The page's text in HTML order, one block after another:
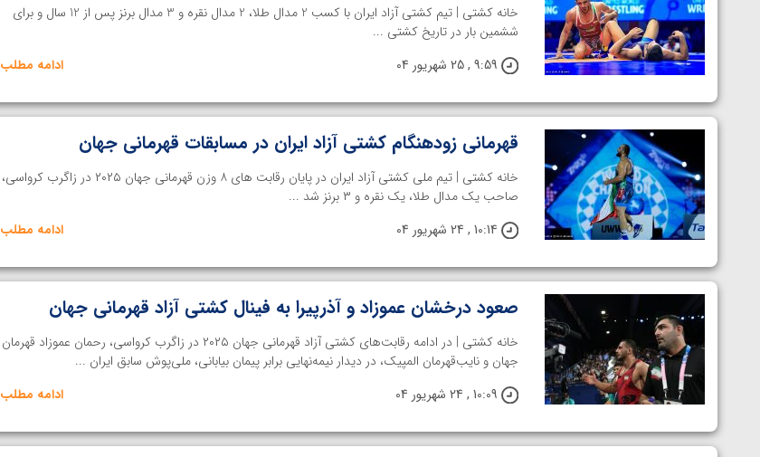
خانه کشتی | تیم کشتی آزاد ایران با کسب 2 مدال طلا، 2 مدال نقره و 3 مدال برنز پس از 12 سال و برای
ششمین بار در تاریخ کشتی ...
9:59 , 25 شهریور 04
ادامه مطلب
قهرمانی زودهنگام کشتی آزاد ایران در مسابقات قهرمانی جهان
خانه کشتی | تیم ملی کشتی آزاد ایران در پایان رقابت های ۸ وزن قهرمانی جهان ۲۰۲۵ در زاگرب کرواسی،
صاحب یک مدال طلا، یک نقره و ۳ برنز شد ...
10:14 , 24 شهریور 04
ادامه مطلب
صعود درخشان عموزاد و آذرپیرا به فینال کشتی آزاد قهرمانی جهان
خانه کشتی | در ادامه رقابت‌های کشتی آزاد قهرمانی جهان ۲۰۲۵ در زاگرب کرواسی، رحمان عموزاد قهرمان
جهان و نایب‌قهرمان المپیک، در دیدار نیمه‌نهایی برابر پیمان بیابانی، ملی‌پوش سابق ایران ...
10:09 , 24 شهریور 04
ادامه مطلب